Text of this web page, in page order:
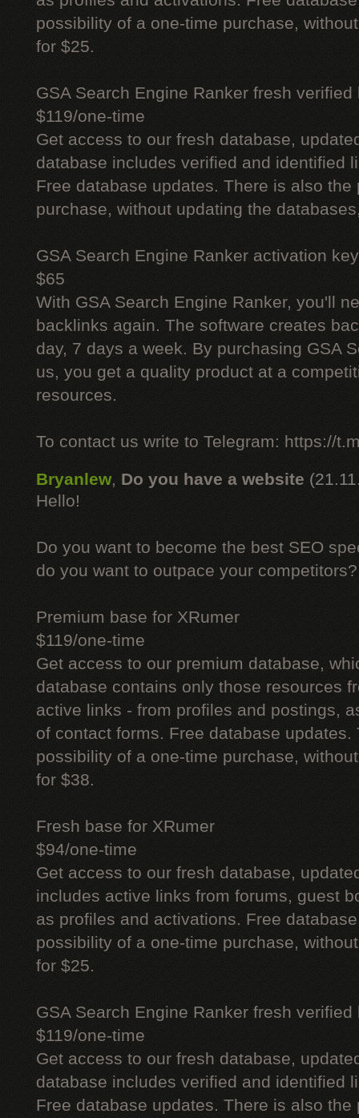
possibility of a one-time purchase,
for $25.
GSA Search Engine Ranker fresh verified
$119/one-time
Get access to our fresh database,
database includes verified and identified
Free database updates. There is also
purchase, without updating the
GSA Search Engine Ranker activation key
$65
With GSA Search Engine Ranker, you'll
backlinks again. The software creates
day, 7 days a week. By purchasing GSA
us, you get a quality product at a
resources.
To contact us write to Telegram: https://
Bryanlew, Do you have a website
Hello!
Do you want to become the best SEO
do you want to outpace your competitors?
Premium base for XRumer
$119/one-time
Get access to our premium database,
database contains only those resources
active links - from profiles and postings,
of contact forms. Free database updates.
possibility of a one-time purchase,
for $38.
Fresh base for XRumer
$94/one-time
Get access to our fresh database,
includes active links from forums, guest
as profiles and activations. Free
possibility of a one-time purchase,
for $25.
GSA Search Engine Ranker fresh verified
$119/one-time
Get access to our fresh database,
database includes verified and identified
Free database updates. There is also